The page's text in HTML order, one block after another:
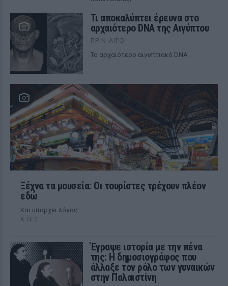
Τι αποκαλύπτει έρευνα στο
αρχαιότερο DNA της Αιγύπτου
ΠΡΙΝ ΛΊΓΟ
Το αρχαιότερο αιγυπτιακό DNA
Ξέχνα τα μουσεία: Οι τουρίστες τρέχουν πλέον
εδώ
Και υπάρχει λόγος
ΧΤΕΣ
Έγραψε ιστορία με την πένα
της: Η δημοσιογράφος που
άλλαξε τον ρόλο των γυναικών
στην Παλαιστίνη